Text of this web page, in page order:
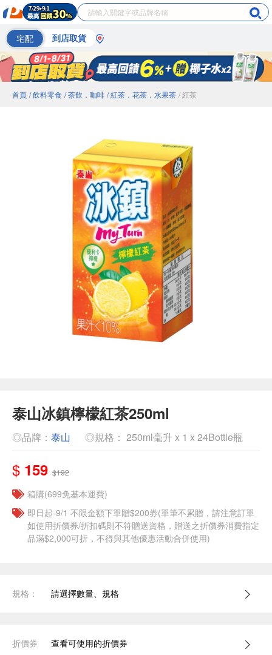
宅配 到店取貨
首頁 / 飲料零食 / 茶飲．咖啡 / 紅茶．花茶．水果茶 / 紅茶
泰山冰鎮檸檬紅茶250ml
◎品牌： 泰山 ◎規格： 250ml毫升 x 1 x 24Bottle瓶
$ 159 $192
箱購(699免基本運費)
即日起-9/1 不限金額下單贈$200券(單筆不累贈，請注意訂單
如使用折價券/折扣碼則不符贈送資格，贈送之折價券消費指定
品滿$2,000可折，不得與其他優惠活動合併使用)
規格： 請選擇數量、規格
折價券 查看可使用的折價券